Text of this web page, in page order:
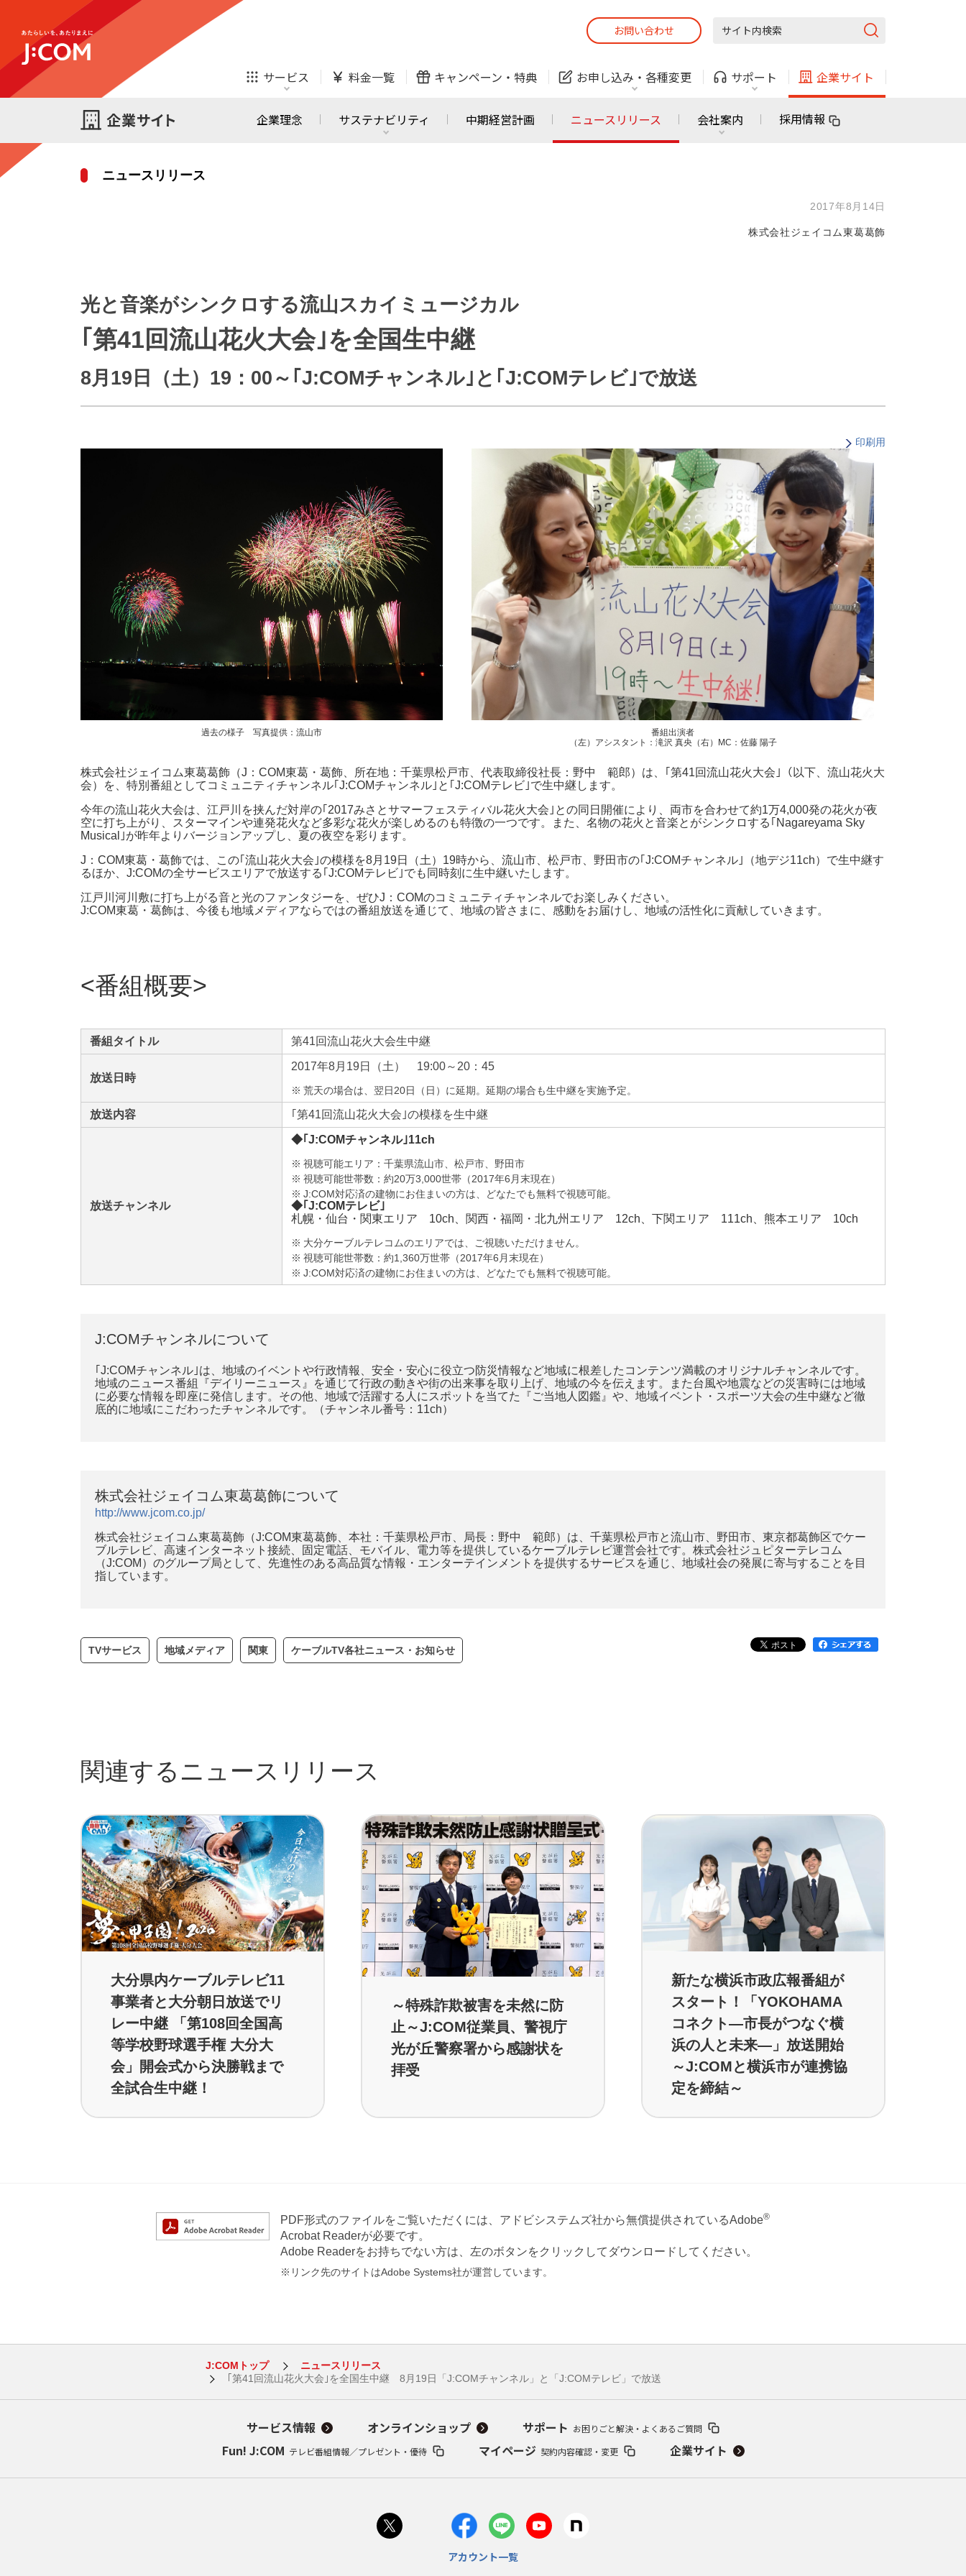
お問い合わせ
サービス 料金一覧 キャンペーン・ 特典 お申し込み・ 各種変更 サポート 企業サイト
ガス
利用できる物件も！
ガス
J:COM STREAM えんかくサポート
おうちサポート
防災情報サービス
自転車生活サポート
J:COMブックス
各種お手続き
訪問・窓口
契約関連
テレビ でんき 固定電話
ほけん ローン 防犯カメラ
法人・自治体向けサービス
企業理念 サステナビリティ 中期経営計画 ニュースリリース 会社案内 採用情報
ニュースリリース
2017年8月14日
株式会社ジェイコム東葛葛飾
光と音楽がシンクロする流山スカイミュージカル
｢第41回流山花火大会｣を全国生中継
8月19日（土）19：00～｢J:COMチャンネル｣と｢J:COMテレビ｣で放送
印刷用
過去の様子 写真提供：流山市
番組出演者
（左）アシスタント：滝沢 真央（右）MC：佐藤 陽子
株式会社ジェイコム東葛葛飾（J：COM東葛・葛飾、所在地：千葉県松戸市、代表取締役社長：野中 範郎）は、｢第41回流山花火大会｣（以下、流山花火大
会）を、特別番組としてコミュニティチャンネル｢J:COMチャンネル｣と｢J:COMテレビ｣で生中継します。
今年の流山花火大会は、江戸川を挟んだ対岸の｢2017みさとサマーフェスティバル花火大会｣との同日開催により、両市を合わせて約1万4,000発の花火が夜
空に打ち上がり、スターマインや連発花火など多彩な花火が楽しめるのも特徴の一つです。また、名物の花火と音楽とがシンクロする｢Nagareyama Sky
Musical｣が昨年よりバージョンアップし、夏の夜空を彩ります。
J：COM東葛・葛飾では、この｢流山花火大会｣の模様を8月19日（土）19時から、流山市、松戸市、野田市の｢J:COMチャンネル｣（地デジ11ch）で生中継す
るほか、J:COMの全サービスエリアで放送する｢J:COMテレビ｣でも同時刻に生中継いたします。
江戸川河川敷に打ち上がる音と光のファンタジーを、ぜひJ：COMのコミュニティチャンネルでお楽しみください。
J:COM東葛・葛飾は、今後も地域メディアならではの番組放送を通じて、地域の皆さまに、感動をお届けし、地域の活性化に貢献していきます。
番組概要
番組タイトル 第41回流山花火大会生中継
放送日時
2017年8月19日（土） 19:00～20：45
※ 荒天の場合は、翌日20日（日）に延期。延期の場合も生中継を実施予定。
放送内容 ｢第41回流山花火大会｣の模様を生中継
放送チャンネル
◆｢J:COMチャンネル｣11ch
※ 視聴可能エリア：千葉県流山市、松戸市、野田市
※ 視聴可能世帯数：約20万3,000世帯（2017年6月末現在）
※ J:COM対応済の建物にお住まいの方は、どなたでも無料で視聴可能。
◆｢J:COMテレビ｣
札幌・仙台・関東エリア 10ch、 関西・福岡・北九州エリア 12ch、 下関エリア 111ch、 熊本エリア 10ch
※ 大分ケーブルテレコムのエリアでは、ご視聴いただけません。
※ 視聴可能世帯数：約1,360万世帯（2017年6月末現在）
※ J:COM対応済の建物にお住まいの方は、どなたでも無料で視聴可能。
J:COMチャンネルについて
｢J:COMチャンネル｣は、地域のイベントや行政情報、安全・安心に役立つ防災情報など地域に根差したコンテンツ満載のオリジナルチャンネルです。
地域のニュース番組『デイリーニュース』を通じて行政の動きや街の出来事を取り上げ、地域の今を伝えます。また台風や地震などの災害時には地域
に必要な情報を即座に発信します。その他、地域で活躍する人にスポットを当てた『ご当地人図鑑』や、地域イベント・スポーツ大会の生中継など徹
底的に地域にこだわったチャンネルです。（チャンネル番号：11ch）
株式会社ジェイコム東葛葛飾について
http://www.jcom.co.jp/
株式会社ジェイコム東葛葛飾（J:COM東葛葛飾、本社：千葉県松戸市、局長：野中 範郎）は、千葉県松戸市と流山市、野田市、東京都葛飾区でケー
ブルテレビ、高速インターネット接続、固定電話、モバイル、電力等を提供しているケーブルテレビ運営会社です。株式会社ジュピターテレコム
（J:COM）のグループ局として、先進性のある高品質な情報・エンターテインメントを提供するサービスを通じ、地域社会の発展に寄与することを目
指しています。
TVサービス 地域メディア 関東 ケーブルTV各社ニュース・お知らせ
関連するニュースリリース
大分県内ケーブルテレビ11
事業者と大分朝日放送でリ
レー中継 「第108回全国高
等学校野球選手権 大分大
会」開会式から決勝戦まで
全試合生中継！
～特殊詐欺被害を未然に防
止～J:COM従業員、警視庁
光が丘警察署から感謝状を
拝受
新たな横浜市政広報番組が
スタート！「YOKOHAMA
コネクト―市長がつなぐ横
浜の人と未来―」放送開始
～J:COMと横浜市が連携協
定を締結～
PDF形式のファイルをご覧いただくには、アドビシステムズ社から無償提供されているAdobe®
Acrobat Readerが必要です。
Adobe Readerをお持ちでない方は、左のボタンをクリックしてダウンロードしてください。
※リンク先のサイトはAdobe Systems社が運営しています。
J:COMトップ
ニュースリリース
｢第41回流山花火大会｣を全国生中継 8月19日「J:COMチャンネル」と「J:COMテレビ」で放送
サービス情報 オンラインショップ サポート お困りごと解決・よくあるご質問
Fun! J:COM テレビ番組情報／プレゼント・優待 マイページ 契約内容確認・変更 企業サイト
アカウント一覧